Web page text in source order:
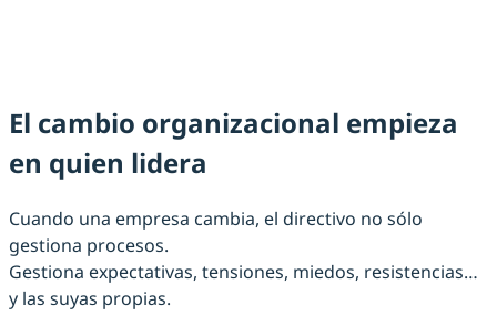
El cambio organizacional empieza
en quien lidera
Cuando una empresa cambia, el directivo no sólo
gestiona procesos.
Gestiona expectativas, tensiones, miedos, resistencias…
y las suyas propias.